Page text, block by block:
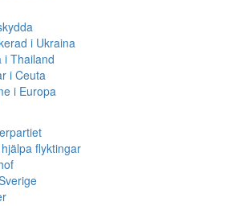
i Ukraina
i Thailand
i Ceuta
i Europa
flyktingar